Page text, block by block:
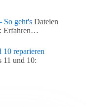
So geht's Dateien
Erfahren…
10 reparieren
11 und 10: